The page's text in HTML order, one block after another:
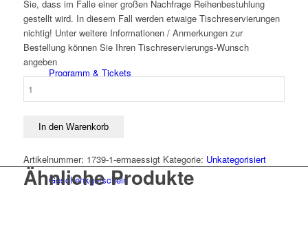
Programm & Tickets
Geschenkgutschein
Sie, dass im Falle einer großen Nachfrage Reihenbestuhlung
gestellt wird. In diesem Fall werden etwaige Tischreservierungen
nichtig! Unter weitere Informationen / Anmerkungen zur
Bestellung können Sie Ihren Tischreservierungs-Wunsch
angeben
In den Warenkorb
Artikelnummer: 1739-1-ermaessigt Kategorie: Unkategorisiert
Ähnliche Produkte